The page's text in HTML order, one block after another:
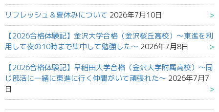
リフレッシュ＆夏休みについて 2026年7月10日
【2026合格体験記】金沢大学合格（金沢桜丘高校）～東進を利
用して夜の10時まで集中して勉強した～ 2026年7月8日
【2026合格体験記】早稲田大学合格（金沢大学附属高校）～同
じ部活に一緒に東進に行く仲間がいて頑張れた～ 2026年7月7
日